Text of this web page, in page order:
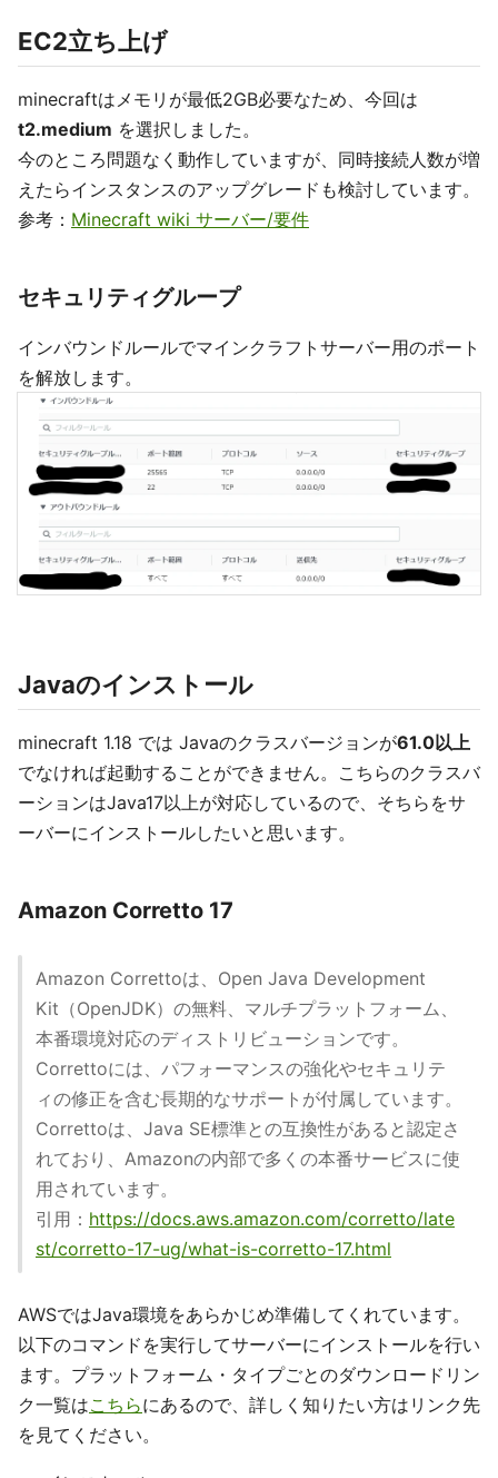
EC2立ち上げ
minecraftはメモリが最低2GB必要なため、今回は
t2.medium を選択しました。
今のところ問題なく動作していますが、同時接続人数が増
えたらインスタンスのアップグレードも検討しています。
参考： Minecraft wiki サーバー/要件
セキュリティグループ
インバウンドルールでマインクラフトサーバー用のポート
を解放します。
Javaのインストール
minecraft 1.18 では Javaのクラスバージョンが61.0以上
でなければ起動することができません。こちらのクラスバ
ーションはJava17以上が対応しているので、そちらをサ
ーバーにインストールしたいと思います。
Amazon Corretto 17
Amazon Correttoは、Open Java Development
Kit（OpenJDK）の無料、マルチプラットフォーム、
本番環境対応のディストリビューションです。
Correttoには、パフォーマンスの強化やセキュリテ
ィの修正を含む長期的なサポートが付属しています。
Correttoは、Java SE標準との互換性があると認定さ
れており、Amazonの内部で多くの本番サービスに使
用されています。
引用： https://docs.aws.amazon.com/corretto/late
st/corretto-17-ug/what-is-corretto-17.html
AWSではJava環境をあらかじめ準備してくれています。
以下のコマンドを実行してサーバーにインストールを行い
ます。プラットフォーム・タイプごとのダウンロードリン
ク一覧はこちらにあるので、詳しく知りたい方はリンク先
を見てください。